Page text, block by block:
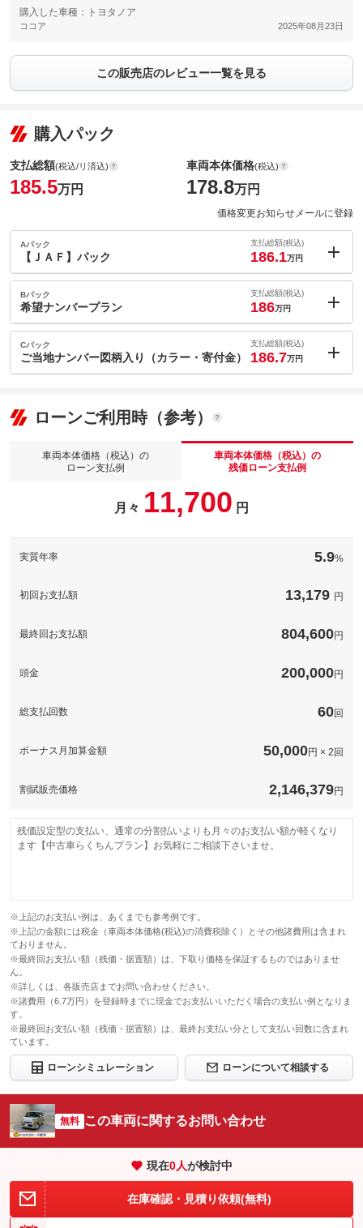
購入した車種：トヨタノア
ココア 2025年08月23日
この販売店のレビュー一覧を見る
購入パック
支払総額(税込/リ済込)
185.5万円
車両本体価格(税込)
178.8万円
価格変更お知らせメールに登録
Aパック
【ＪＡＦ】パック
支払総額(税込)
186.1万円
内：オプシ
ョン価格
(税込)
車両本体価
178.8万円
パック内容
ております。 安心してドライブをお楽しみください
駆け付けます。バッテリー上がりや、キーの閉じ込みにも対応し
ております。安心してドライブをお楽しみください。
Bパック
希望ナンバープラン
支払総額(税込)
186万円
内：オプシ
ョン価格
(税込)
車両本体価
を取得するパックです。（人気の番号は抽選になることがござい
ます。また、ご当地ナンバー、字光式ナンバーの場合別途費用が
を取得するパックです。（人気の番号は抽選になることがござい
Cパック
ご当地ナンバー図柄入り（カラー・寄付金）
支払総額(税込)
186.7万円
車両本体価
178.8
光限定ご当地ナンバー（図柄入り）も交付されております！（日
・令和５年１０月２３日に栃木県にもご当地ナンバー（図柄入
り）が交付となりました！（宇都宮 那須 とちぎ） ・那須
このパックの見積もり依頼（無料）
ローンご利用時（参考）
車両本体価格（税込）の
ローン支払例
車両本体価格（税込）の
残価ローン支払例
月々 11,700 円
実質年率 5.9%
初回お支払額 13,179 円
最終回お支払額 804,600円
頭金 200,000円
総支払回数 60回
ボーナス月加算金額 50,000円 × 2回
割賦販売価格 2,146,379円
残価設定型の支払い、通常の分割払いよりも月々のお支払い額が軽くなり
ます【中古車らくちんプラン】お気軽にご相談下さいませ。
※上記のお支払い例は、あくまでも参考例です。
※上記の金額には税金（車両本体価格(税込)の消費税除く）とその他諸費用は含まれ
ておりません。
※最終回お支払い額（残価・据置額）は、下取り価格を保証するものではありませ
ん。
※詳しくは、各販売店までお問い合わせください。
※諸費用（6.7万円）を登録時までに現金でお支払いいただく場合の支払い例となりま
す。
※最終回お支払い額（残価・据置額）は、最終お支払い分として支払い回数に含まれ
ています。
ローンシミュレーション ローンについて相談する
無料 この車両に関するお問い合わせ
現在0人が検討中
在庫確認・見積り依頼(無料)